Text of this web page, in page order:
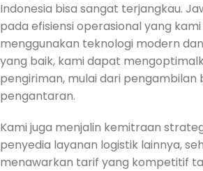
Indonesia bisa sangat terjangkau.
pada efisiensi operasional yang
menggunakan teknologi modern
yang baik, kami dapat
pengiriman, mulai dari pengambilan
pengantaran.
Kami juga menjalin kemitraan
penyedia layanan logistik lainnya,
menawarkan tarif yang kompetitif